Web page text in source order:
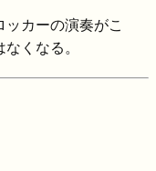
カーの演奏がこ
くなる。